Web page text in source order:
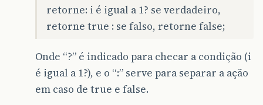
retorne: i é igual a 1? se verdadeiro,
retorne true : se falso, retorne false;
Onde “?” é indicado para checar a condição (i
é igual a 1?), e o “:” serve para separar a ação
em caso de true e false.